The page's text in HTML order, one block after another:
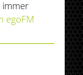
immer
egoFM